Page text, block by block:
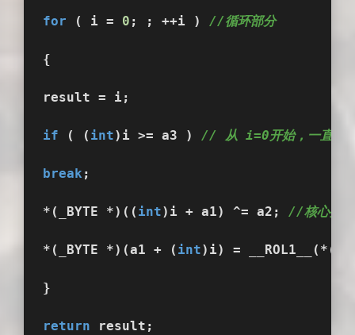
for ( i = 0 ; ; ++i ) //循环部分
{
result = i;
if ( ( int)i >= a3 ) // 从 i=0开始，一直加
break ;
*(_BYTE *)(( int)i + a1) ^= a2; //核心操
*(_BYTE *)(a1 + ( int)i) =
}
return result;